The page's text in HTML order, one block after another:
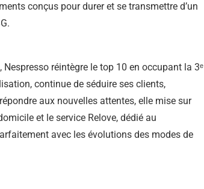
conçus pour durer et se transmettre d’un
réintègre le top 10 en occupant la 3ᵉ
continue de séduire ses clients,
aux nouvelles attentes, elle mise sur
et le service Relove, dédié au
avec les évolutions des modes de